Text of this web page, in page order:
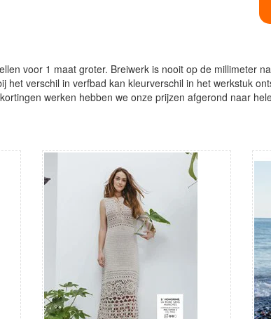
voor 1 maat groter. Breiwerk is nooit op de millimeter
het verschil in verfbad kan kleurverschil in het werkstuk
werken hebben we onze prijzen afgerond naar